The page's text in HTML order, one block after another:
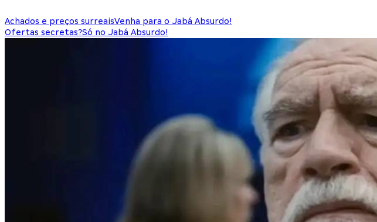
Achados e preços surreaisVenha para o Jabá Absurdo!
Ofertas secretas?Só no Jabá Absurdo!